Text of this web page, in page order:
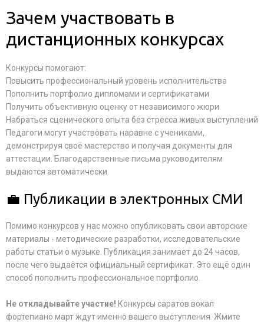
Зачем участвовать в
дистанционных конкурсах
Конкурсы помогают:
Повысить профессиональный уровень исполнительства
Пополнить портфолио дипломами и сертификатами
Получить объективную оценку от независимого жюри
Набраться сценического опыта без стресса живых выступлений
Педагоги могут участвовать наравне с учениками,
демонстрируя своё мастерство и получая документы для
аттестации. Благодарственные письма руководителям
выдаются автоматически.
💼 Публикации в электронных СМИ
Помимо конкурсов у нас можно опубликовать свои авторские
материалы - методические разработки, исследовательские
работы статьи о музыке. Публикация занимает до 24 часов,
после чего выдаётся официальный сертификат. Это ещё один
способ пополнить профессиональное портфолио.
Не откладывайте участие! Конкурсы саратов вокал
фортепиано март ждут именно вашего выступления. Жмите